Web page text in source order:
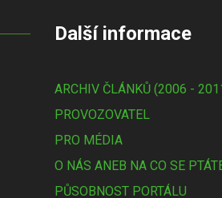
Další informace
ARCHIV ČLÁNKŮ (2006 -
PROVOZOVATEL
PRO MÉDIA
O NÁS ANEB NA CO SE
PŮSOBNOST PORTÁLU